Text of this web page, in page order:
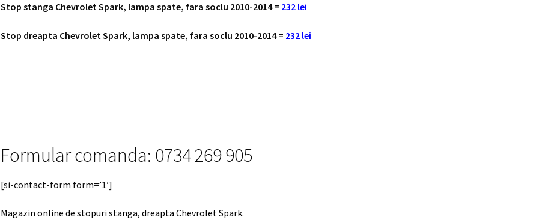
Stop stanga Chevrolet Spark, lampa spate, fara soclu 2010-2014 = 232 lei
Stop dreapta Chevrolet Spark, lampa spate, fara soclu 2010-2014 = 232 lei
Formular comanda: 0734 269 905
[si-contact-form form=’1′]
Magazin online de stopuri stanga, dreapta Chevrolet Spark.